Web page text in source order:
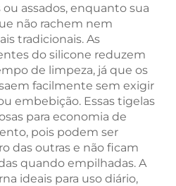
assados, enquanto sua
não rachem nem
tradicionais. As
do silicone reduzem
de limpeza, já que os
facilmente sem exigir
embebição. Essas tigelas
para economia de
pois podem ser
das outras e não ficam
quando empilhadas. A
ideais para uso diário,